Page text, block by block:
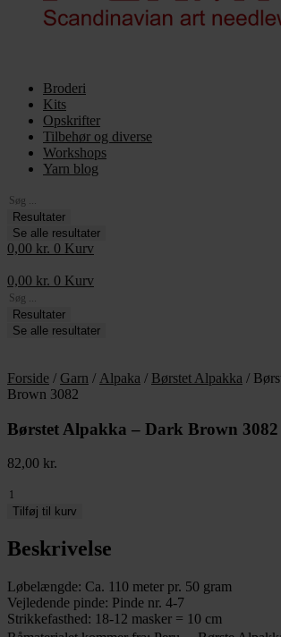
Broderi
Kits
Opskrifter
Tilbehør og diverse
Workshops
Yarn blog
Search
...Resultater
Se alle resultater
0,00 kr. 0 Kurv
0,00 kr. 0 Kurv
Search
...Resultater
Se alle resultater
Forside / Garn / Alpaka / Børstet Alpakka /
Brown 3082
Børstet Alpakka – Dark Brown 3082
82,00 kr.
Børstet
Alpakka
Dark
Brown
antal
Tilføj til kurv
Beskrivelse
Løbelængde: Ca. 110 meter pr. 50 gram
Vejledende pinde: Pinde nr. 4-7
Strikkefasthed: 18-12 masker = 10 cm